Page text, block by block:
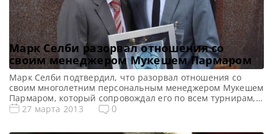
Марк Селби разорвал отношения со
своим менеджером Мукешем Пармаром
Марк Селби подтвердил, что разорвал отношения со
своим многолетним персональным менеджером Мукешем
Пармаром, который сопровождал его по всем турнирам,
где выступал Марк. Сотрудничать Марк и Мукеш начали
27 марта 2013 0